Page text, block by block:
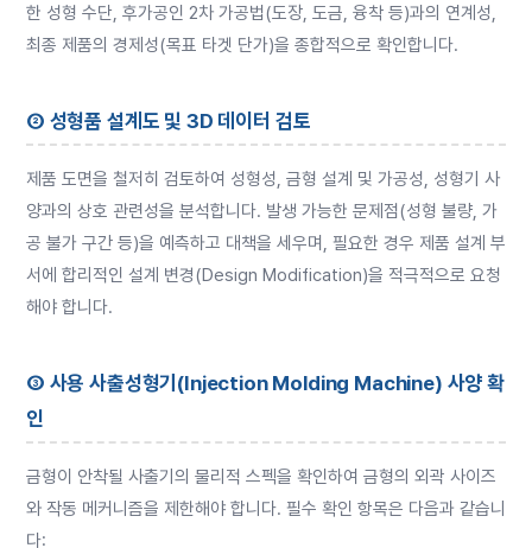
한 성형 수단, 후가공인 2차 가공법(도장, 도금, 융착 등)과의 연계성,
최종 제품의 경제성(목표 타겟 단가)을 종합적으로 확인합니다.
② 성형품 설계도 및 3D 데이터 검토
제품 도면을 철저히 검토하여 성형성, 금형 설계 및 가공성, 성형기 사
양과의 상호 관련성을 분석합니다. 발생 가능한 문제점(성형 불량, 가
공 불가 구간 등)을 예측하고 대책을 세우며, 필요한 경우 제품 설계 부
서에 합리적인 설계 변경(Design Modification)을 적극적으로 요청
해야 합니다.
③ 사용 사출성형기(Injection Molding Machine) 사양 확
인
금형이 안착될 사출기의 물리적 스펙을 확인하여 금형의 외곽 사이즈
와 작동 메커니즘을 제한해야 합니다. 필수 확인 항목은 다음과 같습니
다: